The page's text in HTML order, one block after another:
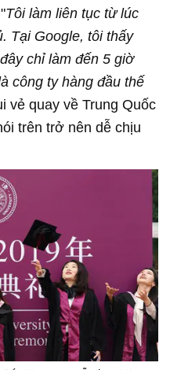
Tôi làm liên tục từ lúc
Tại Google, tôi thấy
chỉ làm đến 5 giờ
công ty hàng đầu thế
vẻ quay về Trung Quốc
trên trở nên dễ chịu